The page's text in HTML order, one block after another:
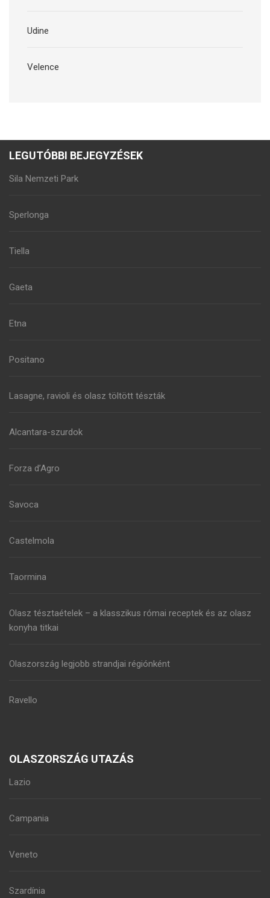
Udine
Velence
LEGUTÓBBI BEJEGYZÉSEK
Sila Nemzeti Park
Sperlonga
Tiella
Gaeta
Etna
Positano
Lasagne, ravioli és olasz töltött tészták
Alcantara-szurdok
Forza d’Agro
Savoca
Castelmola
Taormina
Olasz tésztaételek – a klasszikus római receptek és az olasz
konyha titkai
Olaszország legjobb strandjai régiónként
Ravello
OLASZORSZÁG UTAZÁS
Lazio
Campania
Veneto
Szardínia